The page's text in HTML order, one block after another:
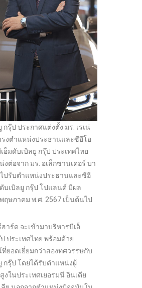
กรุ๊ป ประกาศแต่งตั้ง มร. เรเน่
รงตำแหน่งประธานและซีอีโอ
อ็มดับเบิลยู กรุ๊ป ประเทศไทย
งต่อจาก มร. อเล็กซานเดอร์ บา
ไปรับตำแหน่งประธานและซีอี
บเบิลยู กรุ๊ป โปแลนด์ มีผล
ฤษภาคม พ.ศ. 2567 เป็นต้นไป
ฮาร์ด จะเข้ามาบริหารบีเอ็
ประเทศไทย พร้อมด้วย
ยอดเยี่ยมกว่าสองทศวรรษกับ
กรุ๊ป โดยได้รับตำแหน่งผู้
งในประเทศเยอรมนี อินเดีย